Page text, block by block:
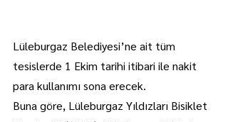
Lüleburgaz Belediyesi’ne ait tüm
tesislerde 1 Ekim tarihi itibari ile nakit
para kullanımı sona erecek.
Buna göre, Lüleburgaz Yıldızları Bisiklet